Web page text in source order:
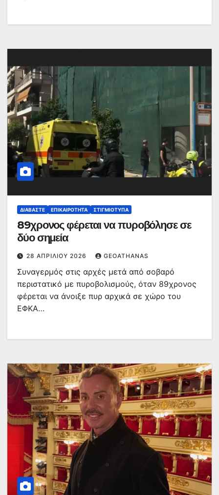
ΔΙΑΒΆΣΤΕ ΕΠΙΚΑΙΡΌΤΗΤΑ ΣΤΙΓΜΙΌΤΥΠΑ
89χρονος φέρεται να πυροβόλησε σε
δύο σημεία
28 ΑΠΡΙΛΊΟΥ 2026 GEOATHANAS
Συναγερμός στις αρχές μετά από σοβαρό
περιστατικό με πυροβολισμούς, όταν 89χρονος
φέρεται να άνοιξε πυρ αρχικά σε χώρο του
ΕΦΚΑ…